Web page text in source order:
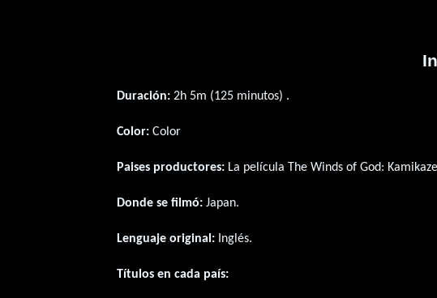
Duración: 2h 5m (125 minutos) .
Color: Color
Paises productores: La película The Winds of God:
Donde se filmó: Japan.
Lenguaje original: Inglés.
Títulos en cada país: